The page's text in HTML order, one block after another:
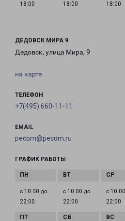
18:00
18:00
18:00
ДЕДОВСК МИРА 9
Дедовск, улица Мира, 9
на карте
ТЕЛЕФОН
+7(495) 660-11-11
EMAIL
pecom@pecom.ru
ГРАФИК РАБОТЫ
с 10:00 до
22:00
с 10:00 до
22:00
с
22:00